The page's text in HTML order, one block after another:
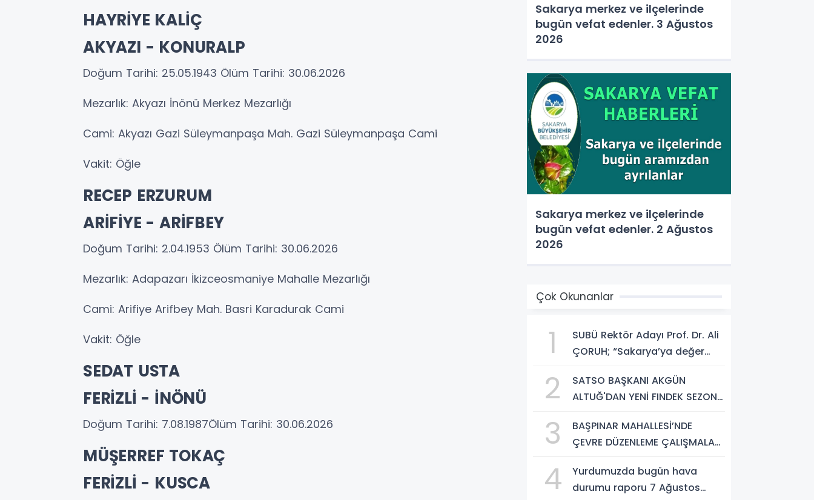
HAYRİYE KALİÇ
AKYAZI - KONURALP
Doğum Tarihi: 25.05.1943 Ölüm Tarihi: 30.06.2026
Mezarlık: Akyazı İnönü Merkez Mezarlığı
Cami: Akyazı Gazi Süleymanpaşa Mah. Gazi Süleymanpaşa Cami
Vakit: Öğle
RECEP ERZURUM
ARİFİYE - ARİFBEY
Doğum Tarihi: 2.04.1953 Ölüm Tarihi: 30.06.2026
Mezarlık: Adapazarı İkizceosmaniye Mahalle Mezarlığı
Cami: Arifiye Arifbey Mah. Basri Karadurak Cami
Vakit: Öğle
SEDAT USTA
FERİZLİ - İNÖNÜ
Doğum Tarihi: 7.08.1987Ölüm Tarihi: 30.06.2026
MÜŞERREF TOKAÇ
FERİZLİ - KUSCA
Sakarya merkez ve ilçelerinde
bugün vefat edenler. 3 Ağustos
2026
Sakarya merkez ve ilçelerinde
bugün vefat edenler. 2 Ağustos
2026
Çok Okunanlar
1
SUBÜ Rektör Adayı Prof. Dr. Ali
ÇORUH; “Sakarya’ya değer
etmek istiyorum”
2
SATSO BAŞKANI AKGÜN
ALTUĞ'DAN YENİ FINDEK SEZONU
3
BAŞPINAR MAHALLESİ’NDE
ÇEVRE DÜZENLEME ÇALIŞMALARI
4
Yurdumuzda bugün hava
durumu raporu 7 Ağustos